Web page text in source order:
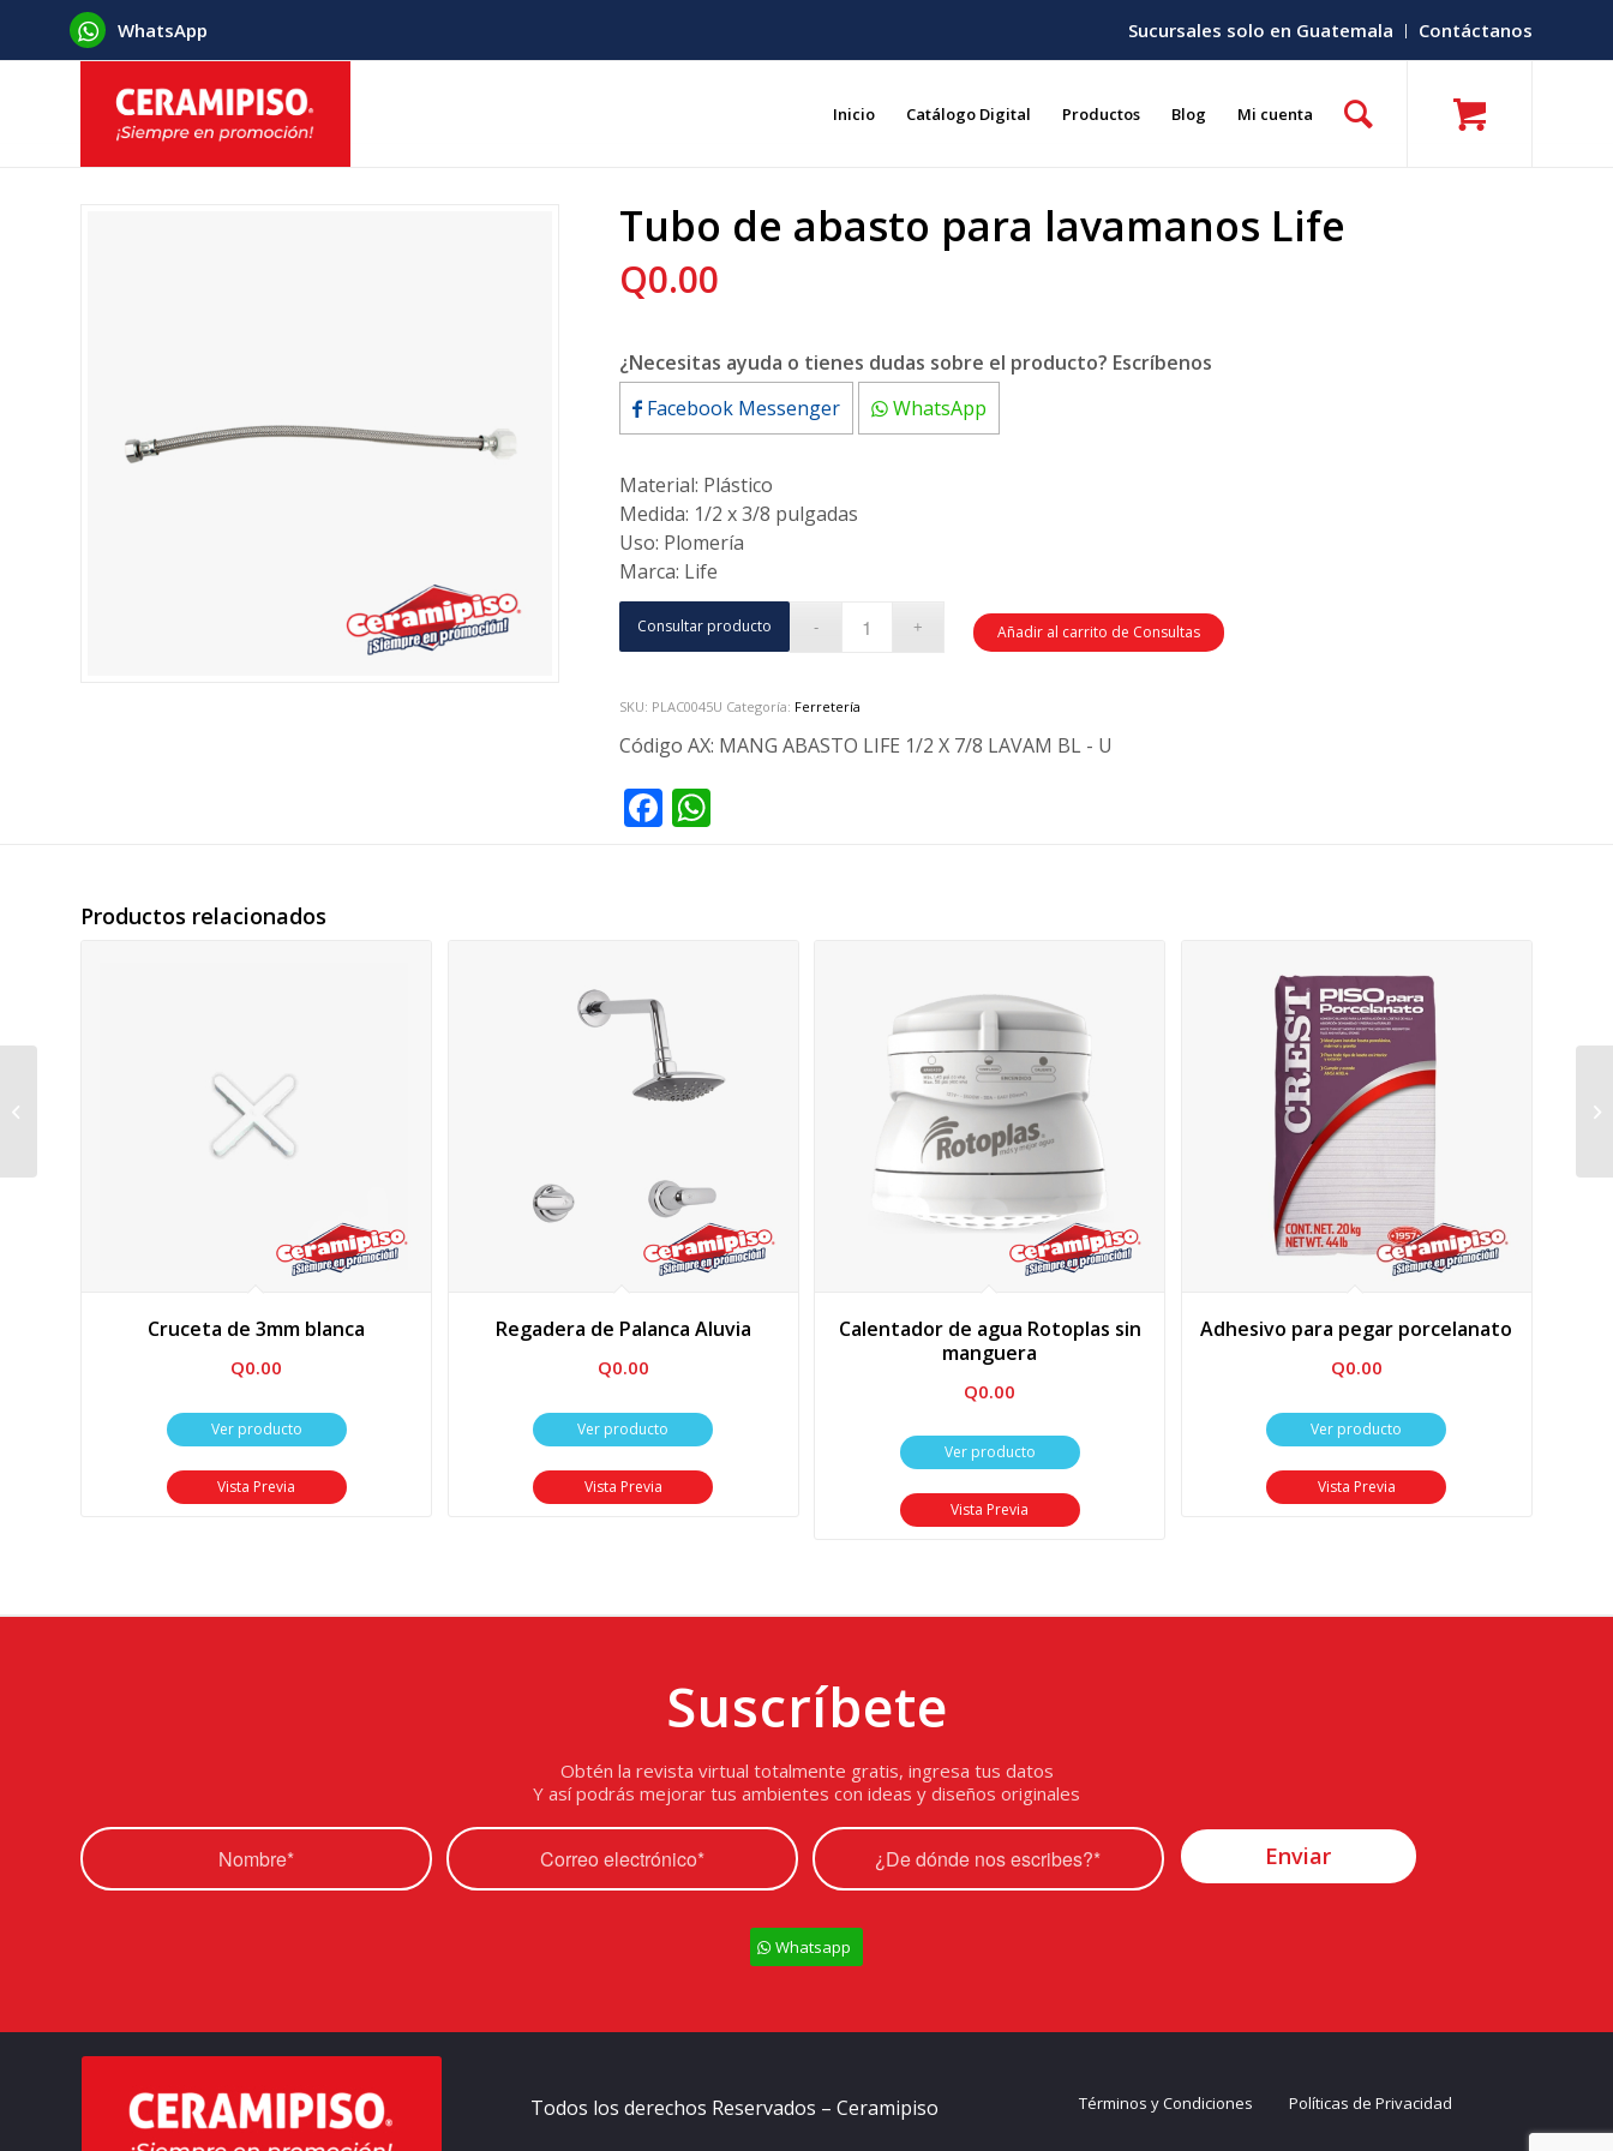
Sucursales solo en Guatemala Contáctanos
WhatsApp
Inicio Catálogo Digital Productos Blog Mi cuenta
Tubo de abasto para lavamanos Life
Q0.00
¿Necesitas ayuda o tienes dudas sobre el producto? Escríbenos
Facebook Messenger
WhatsApp
Material: Plástico
Medida: 1/2 x 3/8 pulgadas
Uso: Plomería
Marca: Life
Consultar producto Añadir al carrito de Consultas
SKU: PLAC0045U Categoría: Ferretería
Código AX: MANG ABASTO LIFE 1/2 X 7/8 LAVAM BL - U
Facebook
Productos relacionados
Cruceta de 3mm blanca
Q0.00
Ver producto
Vista Previa
Regadera de Palanca Aluvia
Q0.00
Ver producto
Vista Previa
Calentador de agua Rotoplas sin
manguera
Q0.00
Ver producto
Vista Previa
Adhesivo para pegar porcelanato
Q0.00
Ver producto
Vista Previa
Suscríbete
Obtén la revista virtual totalmente gratis, ingresa tus datos
Y así podrás mejorar tus ambientes con ideas y diseños originales
Whatsapp
Todos los derechos Reservados – Ceramipiso Términos y Condiciones Políticas de Privacidad